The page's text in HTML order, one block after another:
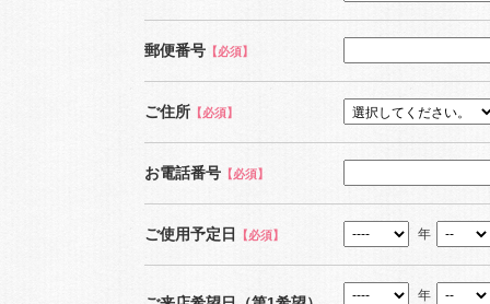
郵便番号 【必須】
ご住所 【必須】
お電話番号 【必須】
ご使用予定日 【必須】 年
年